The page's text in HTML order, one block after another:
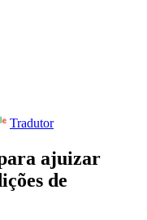
Tradutor
ajuizar
de